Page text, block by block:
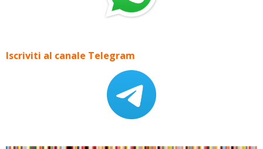
Iscriviti al canale Telegram